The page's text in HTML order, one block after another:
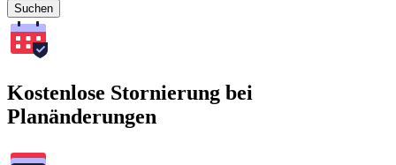
Suchen
Kostenlose Stornierung bei
Planänderungen